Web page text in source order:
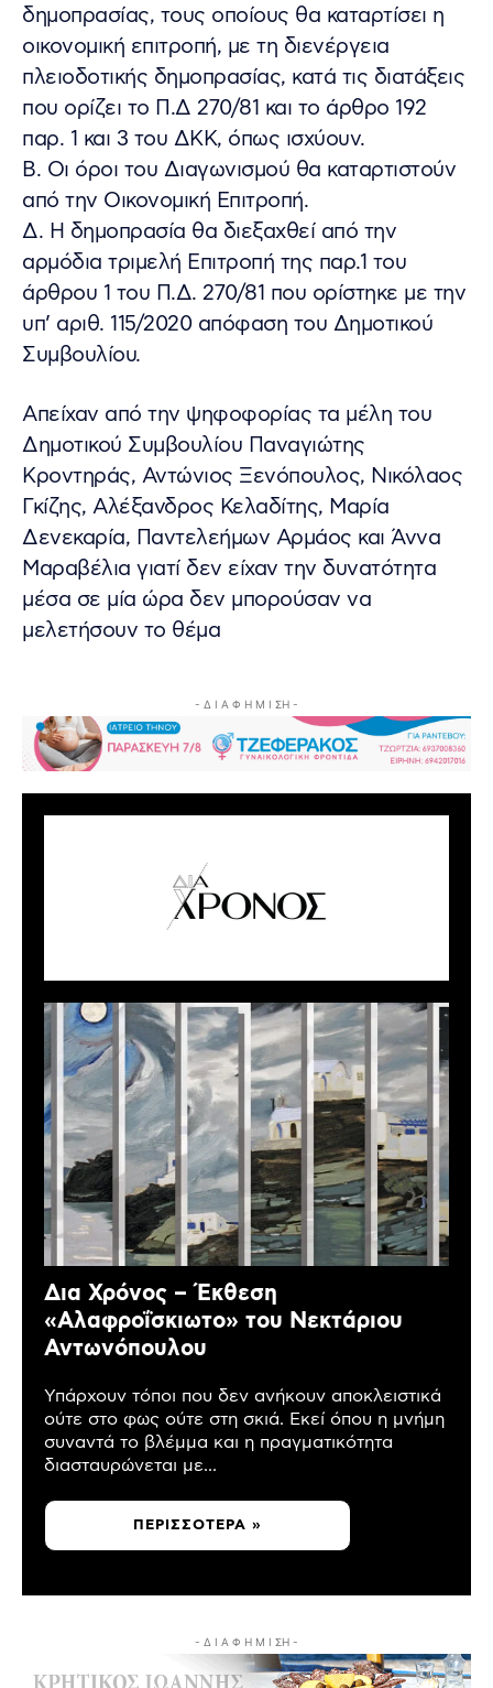
δημοπρασίας, τους οποίους θα καταρτίσει η
οικονομική επιτροπή, με τη διενέργεια
πλειοδοτικής δημοπρασίας, κατά τις διατάξεις
που ορίζει το Π.Δ 270/81 και το άρθρο 192
παρ. 1 και 3 του ΔΚΚ, όπως ισχύουν.
Β. Οι όροι του Διαγωνισμού θα καταρτιστούν
από την Οικονομική Επιτροπή.
Δ. Η δημοπρασία θα διεξαχθεί από την
αρμόδια τριμελή Επιτροπή της παρ.1 του
άρθρου 1 του Π.Δ. 270/81 που ορίστηκε με την
υπ’ αριθ. 115/2020 απόφαση του Δημοτικού
Συμβουλίου.
Απείχαν από την ψηφοφορίας τα μέλη του
Δημοτικού Συμβουλίου Παναγιώτης
Κροντηράς, Αντώνιος Ξενόπουλος, Νικόλαος
Γκίζης, Αλέξανδρος Κελαδίτης, Μαρία
Δενεκαρία, Παντελεήμων Αρμάος και Άννα
Μαραβέλια γιατί δεν είχαν την δυνατότητα
μέσα σε μία ώρα δεν μπορούσαν να
μελετήσουν το θέμα
- Δ Ι Α Φ Η Μ Ι ΣΗ -
Δια Χρόνος – Έκθεση
«Αλαφροΐσκιωτο» του Νεκτάριου
Αντωνόπουλου
Υπάρχουν τόποι που δεν ανήκουν αποκλειστικά
ούτε στο φως ούτε στη σκιά. Εκεί όπου η μνήμη
συναντά το βλέμμα και η πραγματικότητα
διασταυρώνεται με...
ΠΕΡΙΣΣΌΤΕΡΑ »
- Δ Ι Α Φ Η Μ Ι ΣΗ -